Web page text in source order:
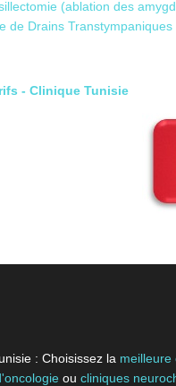
(ablation des
de Drains Transtympaniques
- Clinique Tunisie
: Choisissez la meilleure
ou cliniques